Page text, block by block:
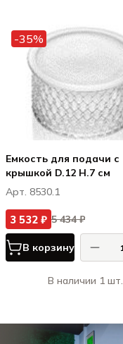
-35%
Емкость для подачи с
крышкой D.12 H.7 см
Арт. 8530.1
3 532 ₽ 5 434 ₽
В корзину
В наличии 1 шт.